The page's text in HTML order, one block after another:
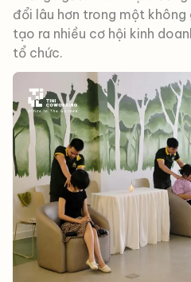
đổi lâu hơn trong một
tạo ra nhiều cơ hội kinh
tổ chức.